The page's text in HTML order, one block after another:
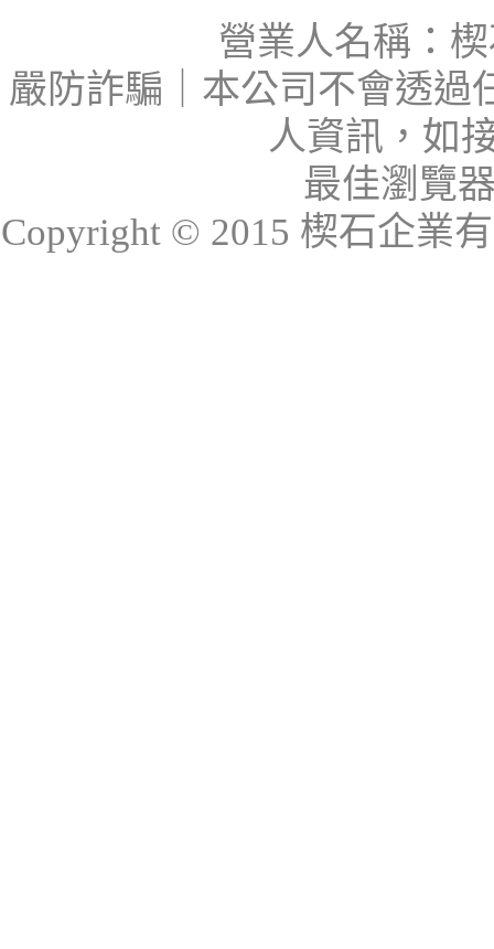
營業人名稱：
嚴防詐騙｜本公司不會透過
人資訊，如
最佳瀏覽
Copyright © 2015 楔石企業